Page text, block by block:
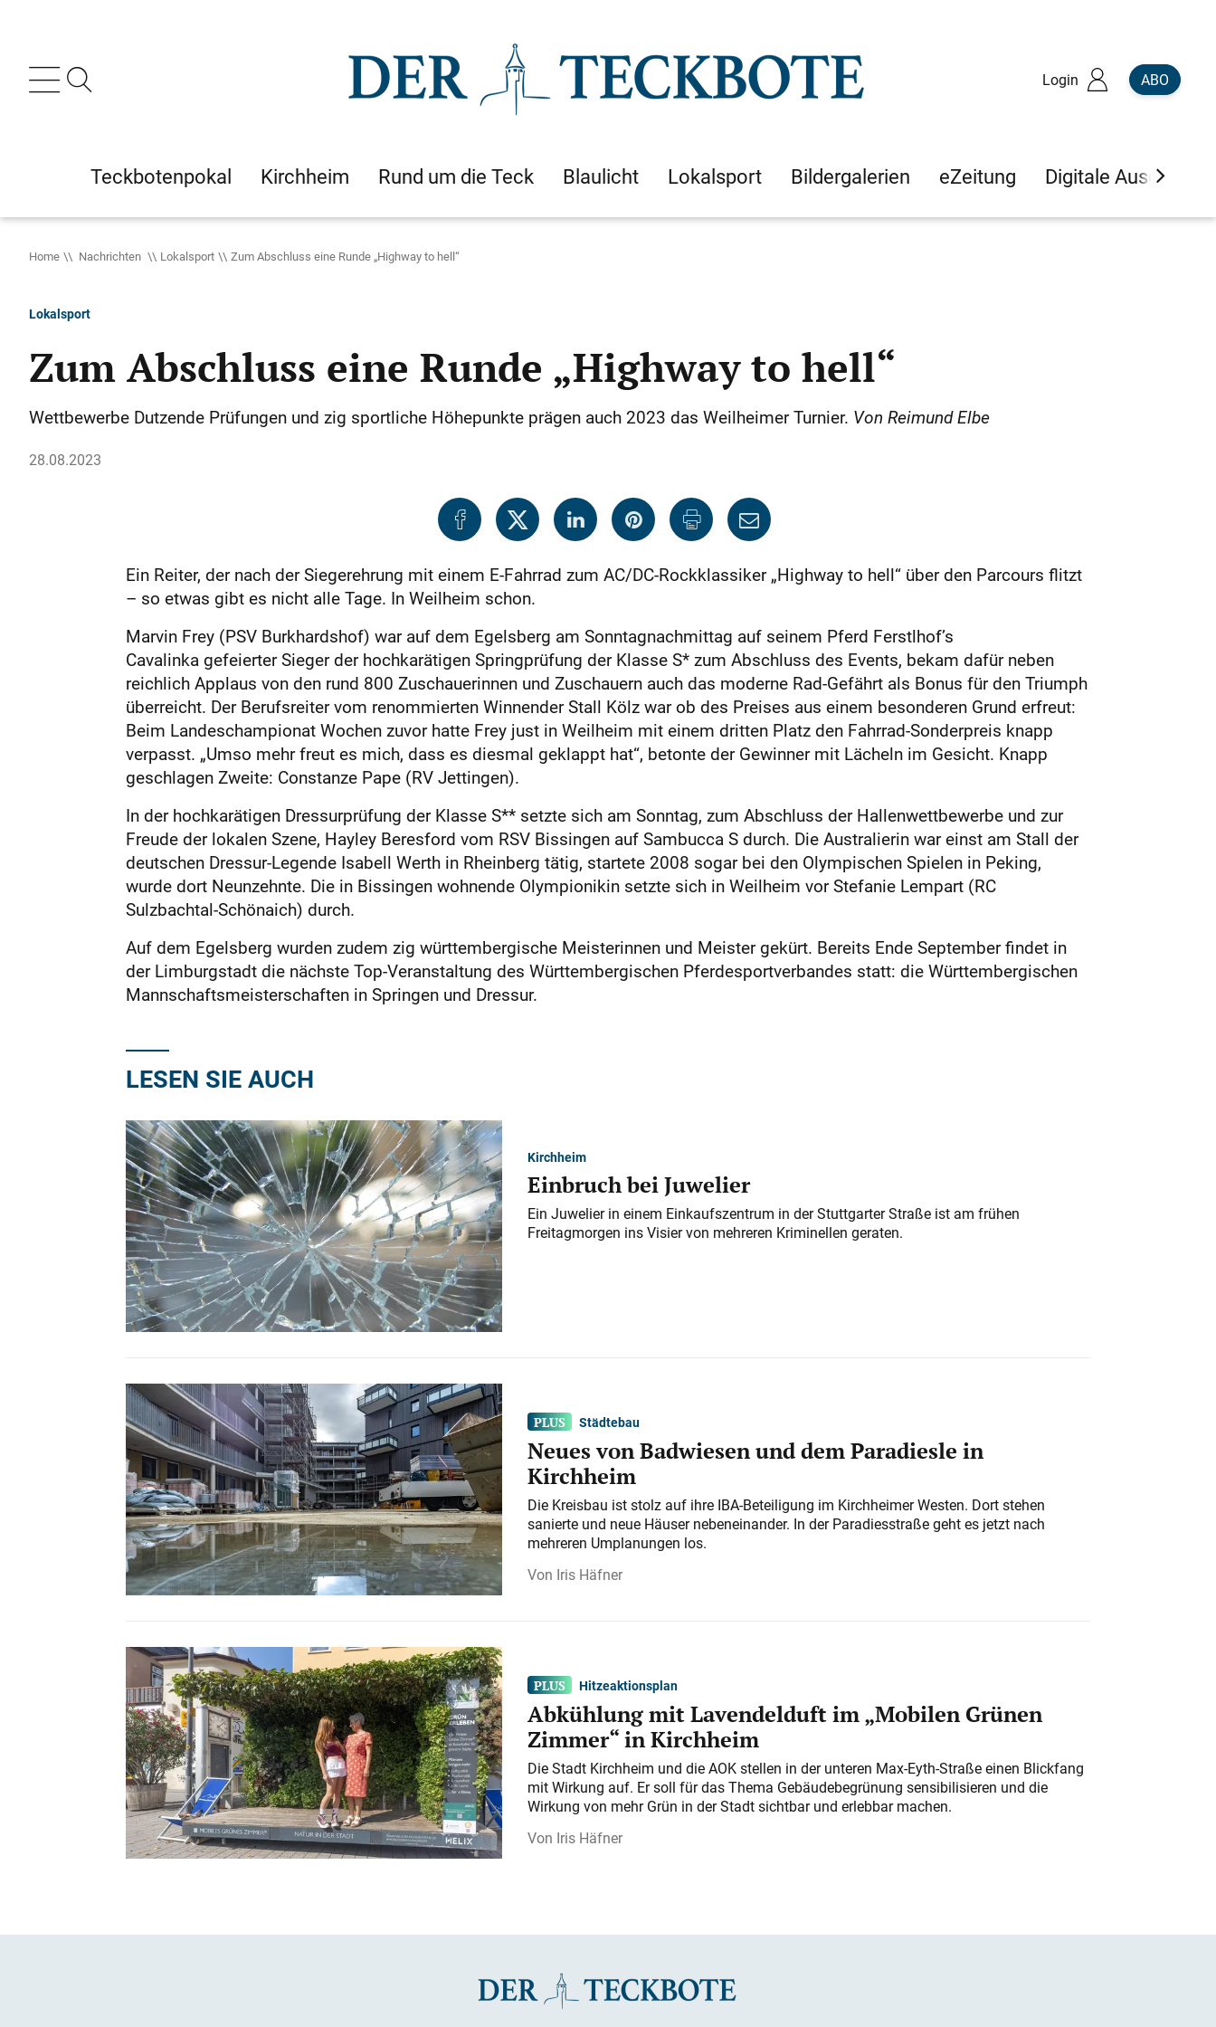
Login ABO
Teckbotenpokal Kirchheim Rund um die Teck Blaulicht Lokalsport Bildergalerien eZeitung Digitale Ausgaben
Home Nachrichten Lokalsport Zum Abschluss eine Runde „Highway to hell“
Lokalsport
Zum Abschluss eine Runde „Highway to hell“
Wettbewerbe Dutzende Prüfungen und zig sportliche Höhepunkte prägen auch 2023 das Weilheimer Turnier. Von Reimund Elbe
28.08.2023
Ein Reiter, der nach der Siegerehrung mit einem E-Fahrrad zum AC/DC-Rockklassiker „Highway to hell“ über den Parcours flitzt
– so etwas gibt es nicht alle Tage. In Weilheim schon.
Marvin Frey (PSV Burkhardshof) war auf dem Egelsberg am Sonntagnachmittag auf seinem Pferd Ferstlhof’s
Cavalinka gefeierter Sieger der hochkarätigen Springprüfung der Klasse S* zum Abschluss des Events, bekam dafür neben
reichlich Applaus von den rund 800 Zuschauerinnen und Zuschauern auch das moderne Rad-Gefährt als Bonus für den Triumph
überreicht. Der Berufsreiter vom renommierten Winnender Stall Kölz war ob des Preises aus einem besonderen Grund erfreut:
Beim Landeschampionat Wochen zuvor hatte Frey just in Weilheim mit einem dritten Platz den Fahrrad-Sonderpreis knapp
verpasst. „Umso mehr freut es mich, dass es diesmal geklappt hat“, betonte der Gewinner mit Lächeln im Gesicht. Knapp
geschlagen Zweite: Constanze Pape (RV Jettingen).
In der hochkarätigen Dressurprüfung der Klasse S** setzte sich am Sonntag, zum Abschluss der Hallenwettbewerbe und zur
Freude der lokalen Szene, Hayley Beresford vom RSV Bissingen auf Sambucca S durch. Die Australierin war einst am Stall der
deutschen Dressur-Legende Isabell Werth in Rheinberg tätig, startete 2008 sogar bei den Olympischen Spielen in Peking,
wurde dort Neunzehnte. Die in Bissingen wohnende Olympionikin setzte sich in Weilheim vor Stefanie Lempart (RC
Sulzbachtal-Schönaich) durch.
Auf dem Egelsberg wurden zudem zig württembergische Meisterinnen und Meister gekürt. Bereits Ende September findet in
der Limburgstadt die nächste Top-Veranstaltung des Württembergischen Pferdesportverbandes statt: die Württembergischen
Mannschaftsmeisterschaften in Springen und Dressur.
LESEN SIE AUCH
Kirchheim
Einbruch bei Juwelier
Ein Juwelier in einem Einkaufszentrum in der Stuttgarter Straße ist am frühen
Freitagmorgen ins Visier von mehreren Kriminellen geraten.
Städtebau
Neues von Badwiesen und dem Paradiesle in
Kirchheim
Die Kreisbau ist stolz auf ihre IBA-Beteiligung im Kirchheimer Westen. Dort stehen
sanierte und neue Häuser nebeneinander. In der Paradiesstraße geht es jetzt nach
mehreren Umplanungen los.
Iris Häfner
Hitzeaktionsplan
Abkühlung mit Lavendelduft im „Mobilen Grünen
Zimmer“ in Kirchheim
Die Stadt Kirchheim und die AOK stellen in der unteren Max-Eyth-Straße einen Blickfang
mit Wirkung auf. Er soll für das Thema Gebäudebegrünung sensibilisieren und die
Wirkung von mehr Grün in der Stadt sichtbar und erlebbar machen.
Iris Häfner